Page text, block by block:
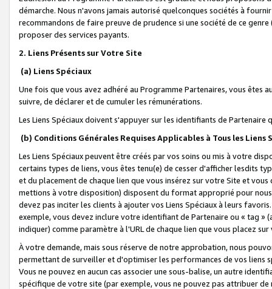
démarche. Nous n'avons jamais autorisé quelconques sociétés à
recommandons de faire preuve de prudence si une société de ce
proposer des services payants.
2. Liens Présents sur Votre Site
(a) Liens Spéciaux
Une fois que vous avez adhéré au Programme Partenaires, vous êtes
suivre, de déclarer et de cumuler les rémunérations.
Les Liens Spéciaux doivent s'appuyer sur les identifiants de Partenaire
(b) Conditions Générales Requises Applicables à Tous les Liens
Les Liens Spéciaux peuvent être créés par vos soins ou mis à votre
certains types de liens, vous êtes tenu(e) de cesser d'afficher lesdits
et du placement de chaque lien que vous insérez sur votre Site et
mettions à votre disposition) disposent du format approprié pour
devez pas inciter les clients à ajouter vos Liens Spéciaux à leurs
exemple, vous devez inclure votre identifiant de Partenaire ou « tag
indiquer) comme paramètre à l'URL de chaque lien que vous placez
À votre demande, mais sous réserve de notre approbation, nous
permettant de surveiller et d'optimiser les performances de vos liens
Vous ne pouvez en aucun cas associer une sous-balise, un autre
spécifique de votre site (par exemple, vous ne pouvez pas attribuer